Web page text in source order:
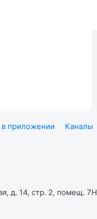
приложении Каналы
д. 14, стр. 2, помещ. 7Н